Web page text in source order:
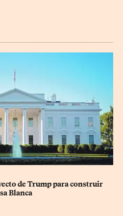
de Trump para construir
Blanca